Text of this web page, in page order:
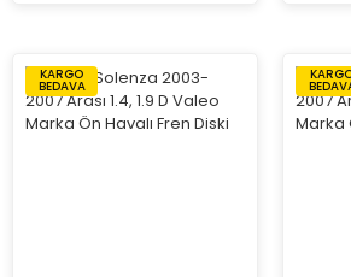
KARGO
BEDAVA